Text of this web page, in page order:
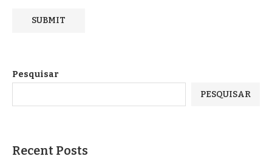
Pesquisar
PESQUISAR
Recent Posts